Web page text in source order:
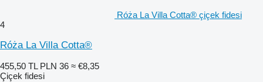
Róża La Villa Cotta® çiçek fidesi
4
Róża La Villa Cotta®
455,50 TL PLN 36 ≈ €8,35
Çiçek fidesi